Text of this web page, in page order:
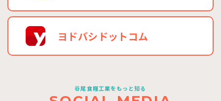
ヨドバシドットコム
谷尾食糧工業をもっと知る